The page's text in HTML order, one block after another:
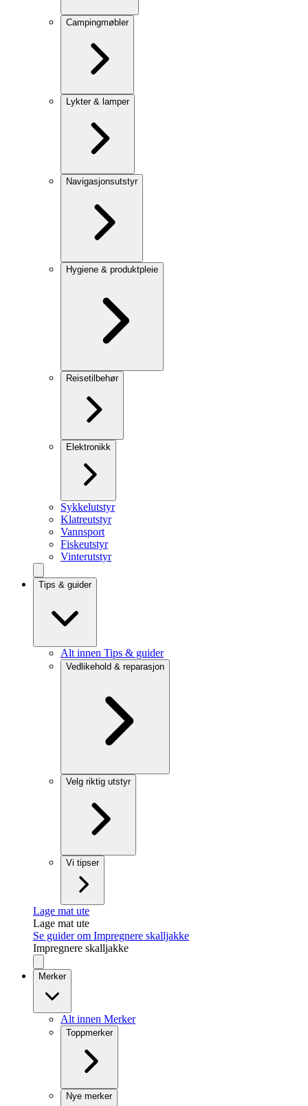
Campingmøbler
Lykter & lamper
Navigasjonsutstyr
Hygiene & produktpleie
Reisetilbehør
Elektronikk
Sykkelutstyr
Klatreutstyr
Vannsport
Fiskeutstyr
Vinterutstyr
Tips & guider
Alt innen Tips & guider
Vedlikehold & reparasjon
Velg riktig utstyr
Vi tipser
Lage mat ute
Lage mat ute
Se guider om Impregnere skalljakke
Impregnere skalljakke
Merker
Alt innen Merker
Toppmerker
Nye merker